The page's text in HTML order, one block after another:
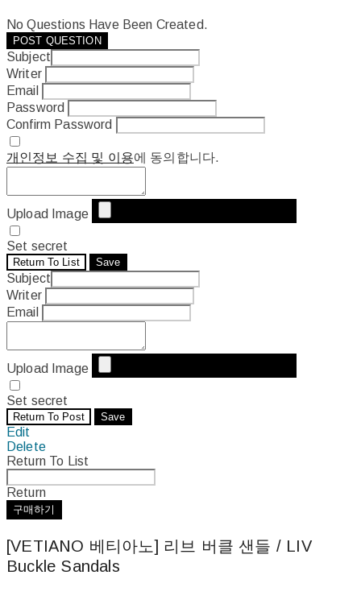
No Questions Have Been Created.
POST QUESTION
Subject
Writer
Email
Password
Confirm Password
개인정보 수집 및 이용에 동의합니다.
Upload Image
Set secret
Return To List Save
Subject
Writer
Email
Upload Image
Set secret
Return To Post Save
Edit
Delete
Return To List
Return
구매하기
[VETIANO 베티아노] 리브 버클 샌들 / LIV
Buckle Sandals